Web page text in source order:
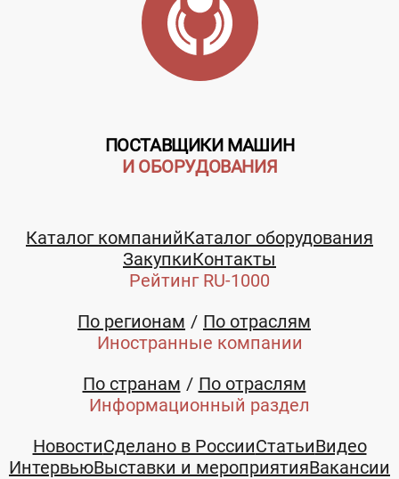
ПОСТАВЩИКИ МАШИН
И ОБОРУДОВАНИЯ
Каталог компанийКаталог оборудования
ЗакупкиКонтакты
Рейтинг RU-1000
По регионам
По отраслям
Иностранные компании
По странам
По отраслям
Информационный раздел
НовостиСделано в РоссииСтатьиВидео
ИнтервьюВыставки и мероприятияВакансии